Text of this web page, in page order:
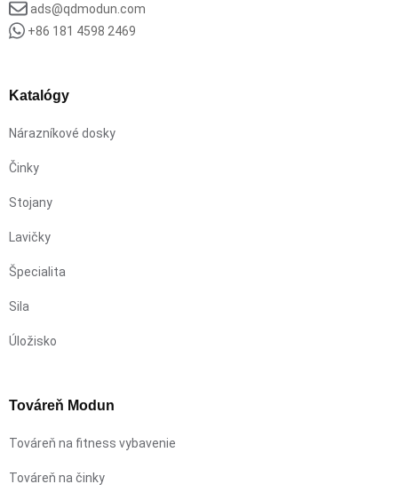
ads@qdmodun.com
+86 181 4598 2469
Katalógy
Nárazníkové dosky
Činky
Stojany
Lavičky
Špecialita
Sila
Úložisko
Továreň Modun
Továreň na fitness vybavenie
Továreň na činky